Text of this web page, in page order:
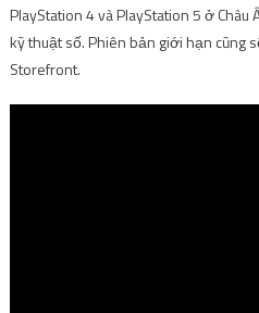
PlayStation 4 và PlayStation 5 ở Châu
kỹ thuật số. Phiên bản giới hạn cũng
Storefront.